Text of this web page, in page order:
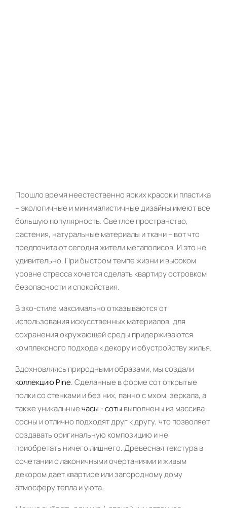
Прошло время неестественно ярких красок и пластика
– экологичные и минималистичные дизайны имеют все
большую популярность. Светлое пространство,
растения, натуральные материалы и ткани – вот что
предпочитают сегодня жители мегаполисов. И это не
удивительно. При быстром темпе жизни и высоком
уровне стресса хочется сделать квартиру островком
безопасности и спокойствия.
В эко-стиле максимально отказываются от
использования искусственных материалов, для
сохранения окружающей среды придерживаются
комплексного подхода к декору и обустройству жилья.
Вдохновляясь природными образами, мы создали
коллекцию Pine. Сделанные в форме сот открытые
полки со стенками и без них, панно с мхом, зеркала, а
также уникальныечасы - соты выполнены из массива
сосны и отлично подходят друг к другу, что позволяет
создавать оригинальную композицию и не
приобретать ничего лишнего. Древесная текстура в
сочетании с лаконичными очертаниями и живым
декором дает квартире или загородному дому
атмосферу тепла и уюта.